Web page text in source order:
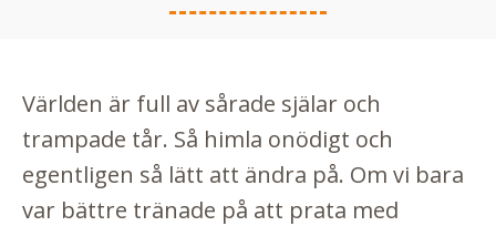
Världen är full av sårade själar och
trampade tår. Så himla onödigt och
egentligen så lätt att ändra på. Om vi bara
var bättre tränade på att prata med